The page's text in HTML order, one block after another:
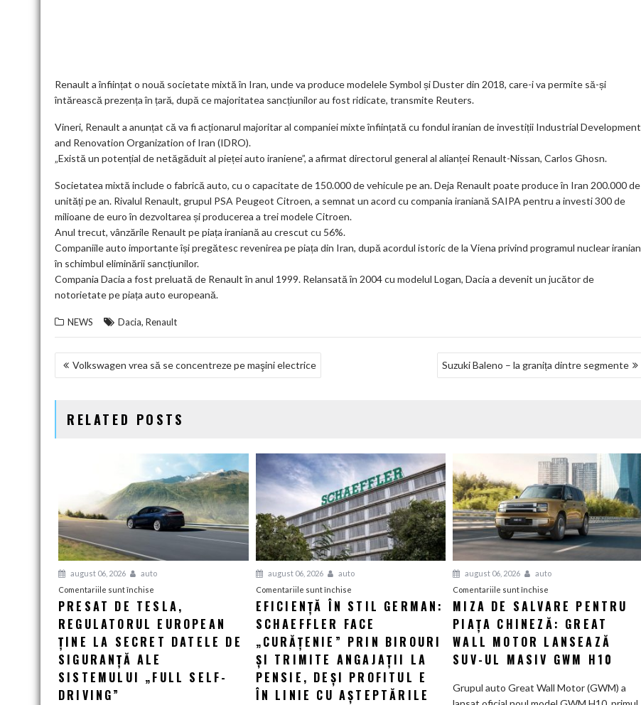
k
p
m
o
k
m
ar
ks
Renault a înființat o nouă societate mixtă în Iran, unde va produce modelele Symbol și Duster din 2018, care-i va permite să-și
întărească prezența în țară, după ce majoritatea sancțiunilor au fost ridicate, transmite Reuters.
Vineri, Renault a anunțat că va fi acționarul majoritar al companiei mixte înființată cu fondul iranian de investiții Industrial Development
and Renovation Organization of Iran (IDRO).
„Există un potențial de netăgăduit al pieței auto iraniene”, a afirmat directorul general al alianței Renault-Nissan, Carlos Ghosn.
Societatea mixtă include o fabrică auto, cu o capacitate de 150.000 de vehicule pe an. Deja Renault poate produce în Iran 200.000 de
unități pe an. Rivalul Renault, grupul PSA Peugeot Citroen, a semnat un acord cu compania iraniană SAIPA pentru a investi 300 de
milioane de euro în dezvoltarea și producerea a trei modele Citroen.
Anul trecut, vânzările Renault pe piața iraniană au crescut cu 56%.
Companiile auto importante își pregătesc revenirea pe piața din Iran, după acordul istoric de la Viena privind programul nuclear iranian
în schimbul eliminării sancțiunilor.
Compania Dacia a fost preluată de Renault în anul 1999. Relansată în 2004 cu modelul Logan, Dacia a devenit un jucător de
notorietate pe piața auto europeană.
NEWS Dacia, Renault
NAVIGARE
ARTICOLE
Volkswagen vrea să se concentreze pe maşini electrice Suzuki Baleno – la granița dintre segmente
RELATED POSTS
august 06, 2026
auto
Comentariile sunt închise
Presat
de
Tesla,
european
ține
PRESAT DE TESLA,
REGULATORUL EUROPEAN
ȚINE LA SECRET DATELE DE
SIGURANȚĂ ALE
SISTEMULUI „FULL SELF-
DRIVING”
august 06, 2026
auto
Comentariile sunt închisepentru
Eficiență
în
stil
Schaeffler
face
„curățenie”
EFICIENȚĂ ÎN STIL GERMAN:
SCHAEFFLER FACE
„CURĂȚENIE” PRIN BIROURI
ȘI TRIMITE ANGAJAȚII LA
PENSIE, DEȘI PROFITUL E
ÎN LINIE CU AȘTEPTĂRILE
august 06, 2026
auto
Comentariile sunt închise
Miza
de
salvare
piața
chineză:
Great
MIZA DE SALVARE PENTRU
PIAȚA CHINEZĂ: GREAT
WALL MOTOR LANSEAZĂ
SUV-UL MASIV GWM H10
Grupul auto Great Wall Motor (GWM) a